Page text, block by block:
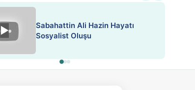
Nadir içeriklere kısıtlama ve kredi sistemi
Sabahattin Ali Hazin Hayatı
Sosyalist Oluşu